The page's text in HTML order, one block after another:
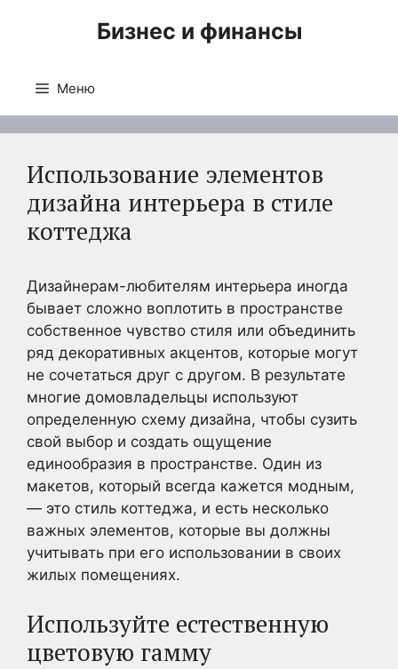
Бизнес и финансы
Меню
Использование элементов
дизайна интерьера в стиле
коттеджа
Дизайнерам-любителям интерьера иногда
бывает сложно воплотить в пространстве
собственное чувство стиля или объединить
ряд декоративных акцентов, которые могут
не сочетаться друг с другом. В результате
многие домовладельцы используют
определенную схему дизайна, чтобы сузить
свой выбор и создать ощущение
единообразия в пространстве. Один из
макетов, который всегда кажется модным,
— это стиль коттеджа, и есть несколько
важных элементов, которые вы должны
учитывать при его использовании в своих
жилых помещениях.
Используйте естественную
цветовую гамму